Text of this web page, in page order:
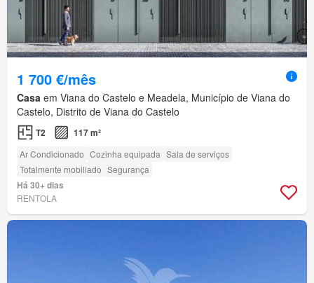
1 700 €/mês
Casa em Viana do Castelo e Meadela, Município de Viana do
Castelo, Distrito de Viana do Castelo
T2 117 m²
Ar Condicionado Cozinha equipada Sala de serviços
Totalmente mobiliado Segurança
Há 30+ dias
RENTOLA